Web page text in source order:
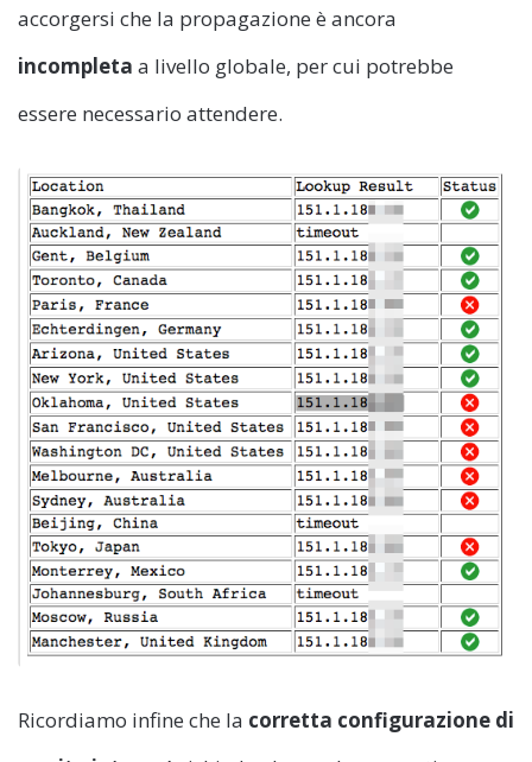
accorgersi che la propagazione è ancora
incompleta a livello globale, per cui potrebbe
essere necessario attendere.
Ricordiamo infine che la corretta configurazione di